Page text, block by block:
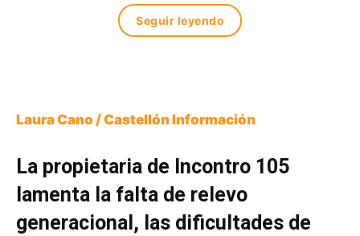
Seguir leyendo
Laura Cano / Castellón Información
La propietaria de Incontro 105
lamenta la falta de relevo
generacional, las dificultades de